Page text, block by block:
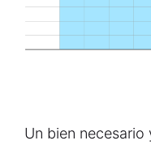
Un bien